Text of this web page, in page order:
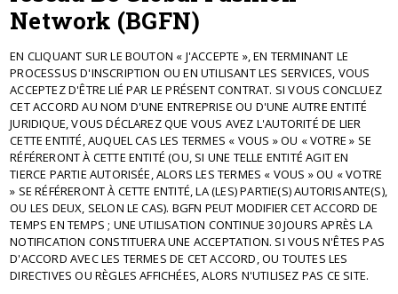
Network (BGFN)
EN CLIQUANT SUR LE BOUTON « J'ACCEPTE », EN TERMINANT LE
PROCESSUS D'INSCRIPTION OU EN UTILISANT LES SERVICES, VOUS
ACCEPTEZ D'ÊTRE LIÉ PAR LE PRÉSENT CONTRAT. SI VOUS CONCLUEZ
CET ACCORD AU NOM D'UNE ENTREPRISE OU D'UNE AUTRE ENTITÉ
JURIDIQUE, VOUS DÉCLAREZ QUE VOUS AVEZ L'AUTORITÉ DE LIER
CETTE ENTITÉ, AUQUEL CAS LES TERMES « VOUS » OU « VOTRE » SE
RÉFÉRERONT À CETTE ENTITÉ (OU, SI UNE TELLE ENTITÉ AGIT EN
TIERCE PARTIE AUTORISÉE, ALORS LES TERMES « VOUS » OU « VOTRE
» SE RÉFÉRERONT À CETTE ENTITÉ, LA (LES) PARTIE(S) AUTORISANTE(S),
OU LES DEUX, SELON LE CAS). BGFN PEUT MODIFIER CET ACCORD DE
TEMPS EN TEMPS ; UNE UTILISATION CONTINUE 30 JOURS APRÈS LA
NOTIFICATION CONSTITUERA UNE ACCEPTATION. SI VOUS N'ÊTES PAS
D'ACCORD AVEC LES TERMES DE CET ACCORD, OU TOUTES LES
DIRECTIVES OU RÈGLES AFFICHÉES, ALORS N'UTILISEZ PAS CE SITE.